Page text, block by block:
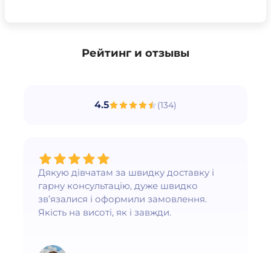
Рейтинг и отзывы
4.5 (134)
Дякую дівчатам за швидку доставку і
гарну консультацію, дуже швидко
зв’язалися і оформили замовлення.
Якість на висоті, як і завжди.